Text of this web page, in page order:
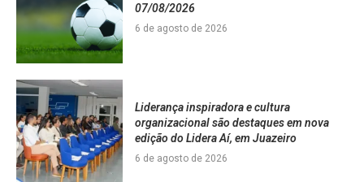
07/08/2026
6 de agosto de 2026
Liderança inspiradora e cultura
organizacional são destaques em nova
edição do Lidera Aí, em Juazeiro
6 de agosto de 2026